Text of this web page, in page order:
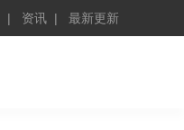
资讯 最新更新